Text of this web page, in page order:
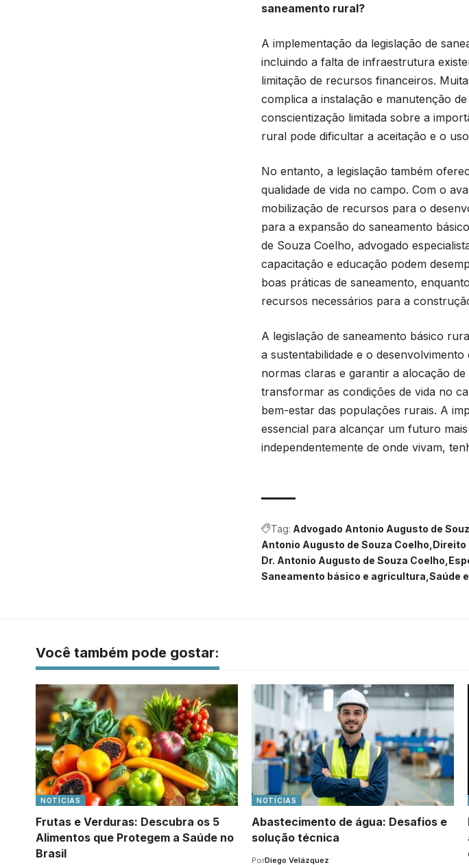
saneamento rural?
A implementação da legislação de
incluindo a falta de infraestrutura
limitação de recursos financeiros.
complica a instalação e manutenção
conscientização limitada sobre a
rural pode dificultar a aceitação e o
No entanto, a legislação também
qualidade de vida no campo. Com o
mobilização de recursos para o
para a expansão do saneamento
de Souza Coelho, advogado
capacitação e educação podem
boas práticas de saneamento,
recursos necessários para a
A legislação de saneamento básico
a sustentabilidade e o
normas claras e garantir a alocação
transformar as condições de vida no
bem-estar das populações rurais. A
essencial para alcançar um futuro
independentemente de onde vivam,
Tag: Advogado Antonio Augusto de
Antonio Augusto de Souza Coelho Direito
Dr. Antonio Augusto de Souza Coelho
Saneamento básico e agricultura Saúde
Você também pode gostar:
NOTÍCIAS
Frutas e Verduras: Descubra os 5
Alimentos que Protegem a Saúde no
Brasil
NOTÍCIAS
Abastecimento de água: Desafios e
solução técnica
PorDiego Velázquez